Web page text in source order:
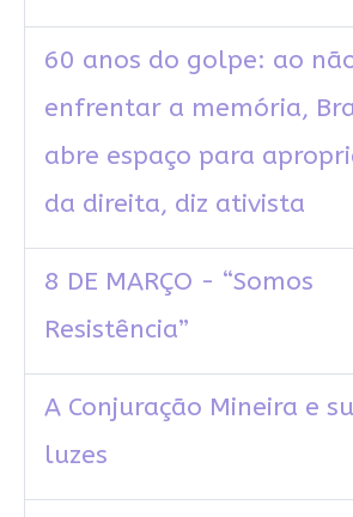
60 anos do golpe: ao
enfrentar a memória,
abre espaço para
da direita, diz ativista
8 DE MARÇO - “Somos
Resistência”
A Conjuração Mineira e
luzes